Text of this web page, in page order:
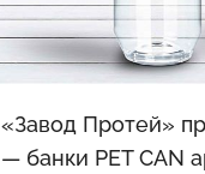
«Завод Протей»
— банки PET CAN